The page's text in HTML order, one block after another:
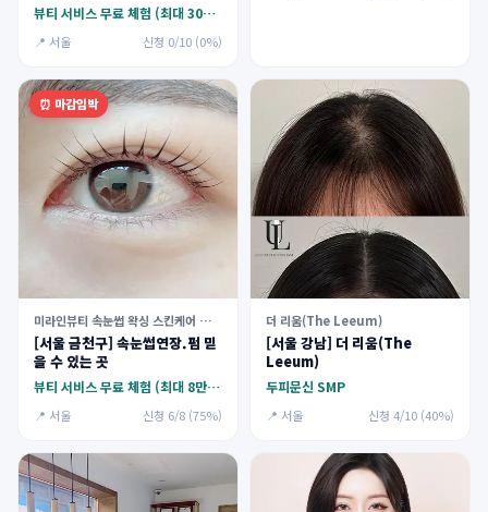
뷰티 서비스 무료 체험 (최대 30만원)
📍 서울 신청 0/10 (0%)
⏰ 마감임박
미라인뷰티 속눈썹 왁싱 스킨케어 가산점
[서울 금천구] 속눈썹연장.펌 믿
을 수 있는 곳
뷰티 서비스 무료 체험 (최대 8만원)
📍 서울 신청 6/8 (75%)
더 리움(The Leeum)
[서울 강남] 더 리움(The
Leeum)
두피문신 SMP
📍 서울 신청 4/10 (40%)